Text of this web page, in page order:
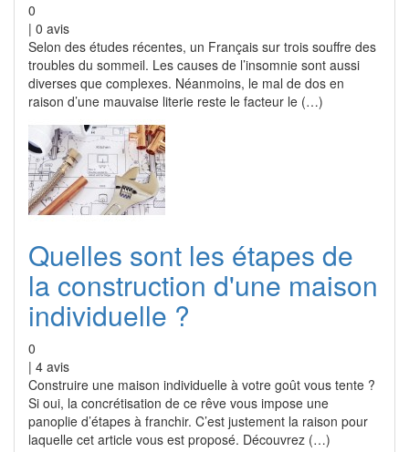
0
| 0 avis
Selon des études récentes, un Français sur trois souffre des
troubles du sommeil. Les causes de l’insomnie sont aussi
diverses que complexes. Néanmoins, le mal de dos en
raison d’une mauvaise literie reste le facteur le (…)
Quelles sont les étapes de
la construction d'une maison
individuelle ?
0
| 4 avis
Construire une maison individuelle à votre goût vous tente ?
Si oui, la concrétisation de ce rêve vous impose une
panoplie d’étapes à franchir. C’est justement la raison pour
laquelle cet article vous est proposé. Découvrez (…)